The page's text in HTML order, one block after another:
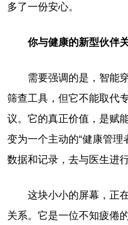
多了一份安心。
你与健康的新型伙伴
需要强调的是，智能
筛查工具，但它不能取代
议。它的真正价值，是赋
变为一个主动的“健康管理
数据和记录，去与医生进
这块小小的屏幕，正
关系。它是一位不知疲倦